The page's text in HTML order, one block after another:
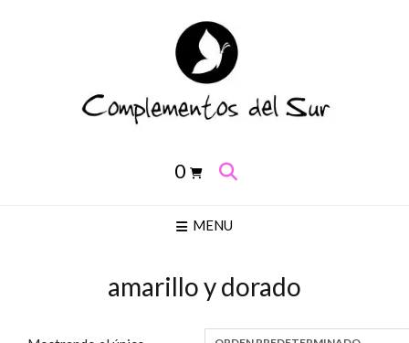
0
MENU
amarillo y dorado